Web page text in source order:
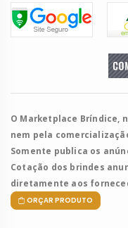
O Marketplace Bríndice,
nem pela
Somente publica os
Cotação dos brindes
diretamente aos
ORÇAR PRODUTO